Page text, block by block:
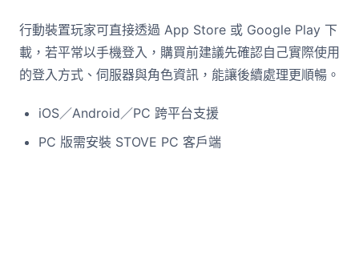
行動裝置玩家可直接透過 App Store 或 Google Play 下
載，若平常以手機登入，購買前建議先確認自己實際使用
的登入方式、伺服器與角色資訊，能讓後續處理更順暢。
iOS／Android／PC 跨平台支援
PC 版需安裝 STOVE PC 客戶端